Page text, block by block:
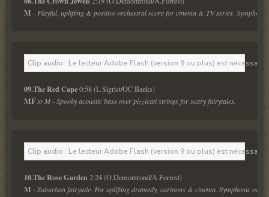
M - Playful, uplifting & positive orchestral score for cinema & TV series.
Clip audio : Le lecteur Adobe Flash (version 9 ou plus) est
09.The Red Cape 0:58 (L.Sigrist/OC Banks)
MF to M - Spooky acoustic bass over pizzicati strings for scary fairytales.
Clip audio : Le lecteur Adobe Flash (version 9 ou plus) est
10.The Rose Garden
M - Suburban fairytale. For uplifting dramedy, cartoons & cinema. Symphonic